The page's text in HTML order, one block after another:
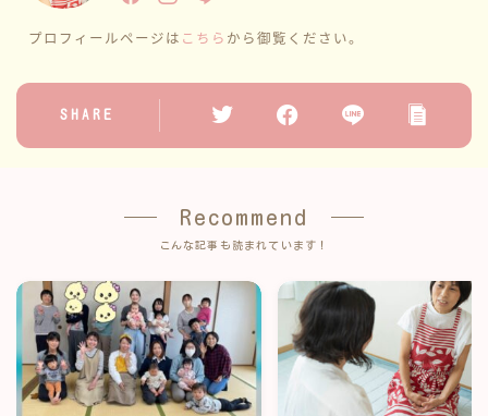
プロフィールページは こちら から御覧ください。
SHARE
Recommend
こんな記事も読まれています！